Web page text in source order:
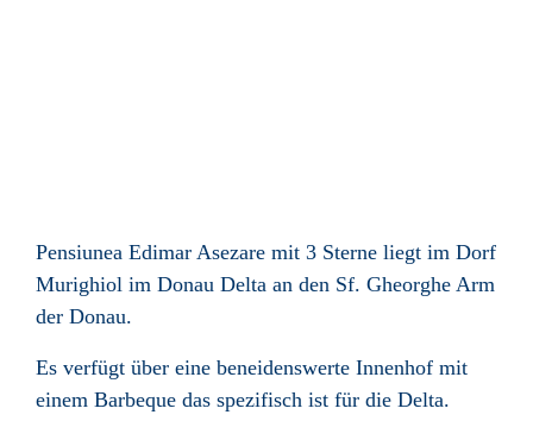
Pensiunea Edimar Asezare mit 3 Sterne liegt im Dorf
Murighiol im Donau Delta an den Sf. Gheorghe Arm
der Donau.
Es verfügt über eine beneidenswerte Innenhof mit
einem Barbeque das spezifisch ist für die Delta.